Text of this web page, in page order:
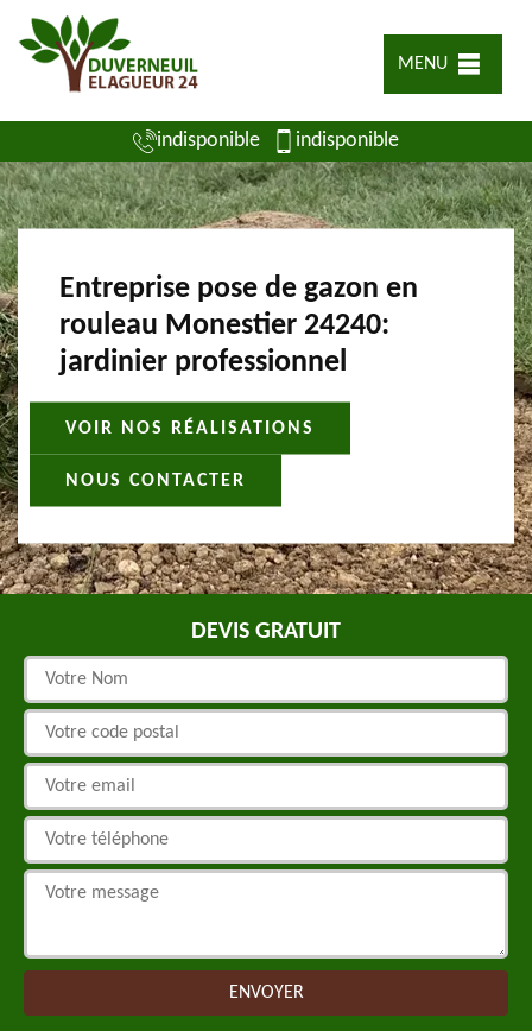
MENU
indisponible indisponible
Entreprise pose de gazon en
rouleau Monestier 24240:
jardinier professionnel
VOIR NOS RÉALISATIONS
NOUS CONTACTER
DEVIS GRATUIT